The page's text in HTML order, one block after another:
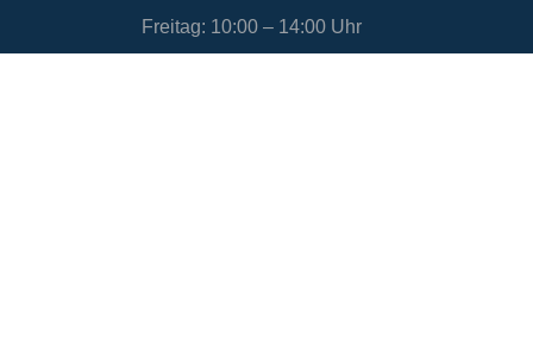
Freitag: 10:00 – 14:00 Uhr